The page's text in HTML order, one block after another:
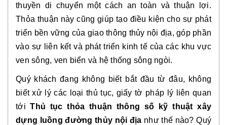
thuyền di chuyển một cách an toàn và thuận lợi.
Thỏa thuận này cũng giúp tạo điều kiện cho sự phát
triển bền vững của giao thông thủy nội địa, góp phần
vào sự liên kết và phát triển kinh tế của các khu vực
ven sông, ven biển và hệ thống sông ngòi.
Quý khách đang không biết bắt đầu từ đâu, không
biết xử lý các loại thủ tục, giấy tờ pháp lý liên quan
tớiThủ tục thỏa thuận thông số kỹ thuật xây
dựng luồng đường thủy nội địa như thế nào? Quý